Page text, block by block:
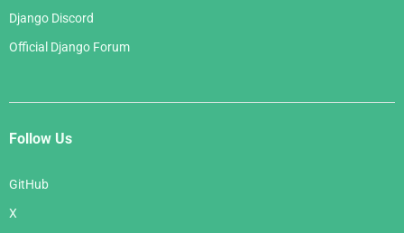
Django Discord
Official Django Forum
Follow Us
GitHub
X